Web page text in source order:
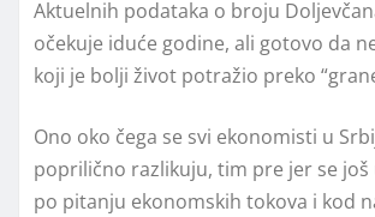
Aktuelnih podataka o broju
očekuje iduće godine, ali gotovo da
koji je bolji život potražio preko
Ono oko čega se svi ekonomisti u
poprilično razlikuju, tim pre jer se
po pitanju ekonomskih tokova i kod